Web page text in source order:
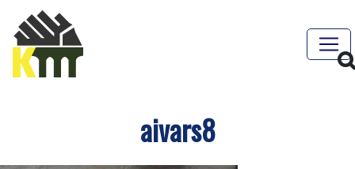
aivars8